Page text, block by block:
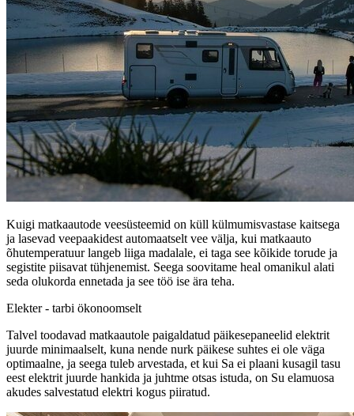
Kuigi matkaautode veesüsteemid on küll külmumisvastase kaitsega
ja lasevad veepaakidest automaatselt vee välja, kui matkaauto
õhutemperatuur langeb liiga madalale, ei taga see kõikide torude ja
segistite piisavat tühjenemist. Seega soovitame heal omanikul alati
seda olukorda ennetada ja see töö ise ära teha.
Elekter - tarbi ökonoomselt
Talvel toodavad matkaautole paigaldatud päikesepaneelid elektrit
juurde minimaalselt, kuna nende nurk päikese suhtes ei ole väga
optimaalne, ja seega tuleb arvestada, et kui Sa ei plaani kusagil tasu
eest elektrit juurde hankida ja juhtme otsas istuda, on Su elamuosa
akudes salvestatud elektri kogus piiratud.